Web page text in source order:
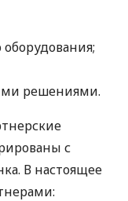
решениями.
с
В настоящее